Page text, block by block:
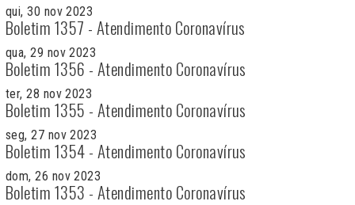
qui, 30 nov 2023
Boletim 1357 - Atendimento Coronavírus
qua, 29 nov 2023
Boletim 1356 - Atendimento Coronavírus
ter, 28 nov 2023
Boletim 1355 - Atendimento Coronavírus
seg, 27 nov 2023
Boletim 1354 - Atendimento Coronavírus
dom, 26 nov 2023
Boletim 1353 - Atendimento Coronavírus